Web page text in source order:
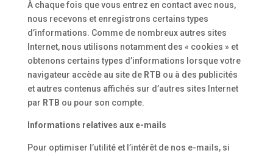
À chaque fois que vous entrez en contact avec nous,
nous recevons et enregistrons certains types
d’informations. Comme de nombreux autres sites
Internet, nous utilisons notamment des « cookies » et
obtenons certains types d’informations lorsque votre
navigateur accède au site de RTB ou à des publicités
et autres contenus affichés sur d’autres sites Internet
par RTB ou pour son compte.
Informations relatives aux e-mails
Pour optimiser l’utilité et l’intérêt de nos e-mails, si